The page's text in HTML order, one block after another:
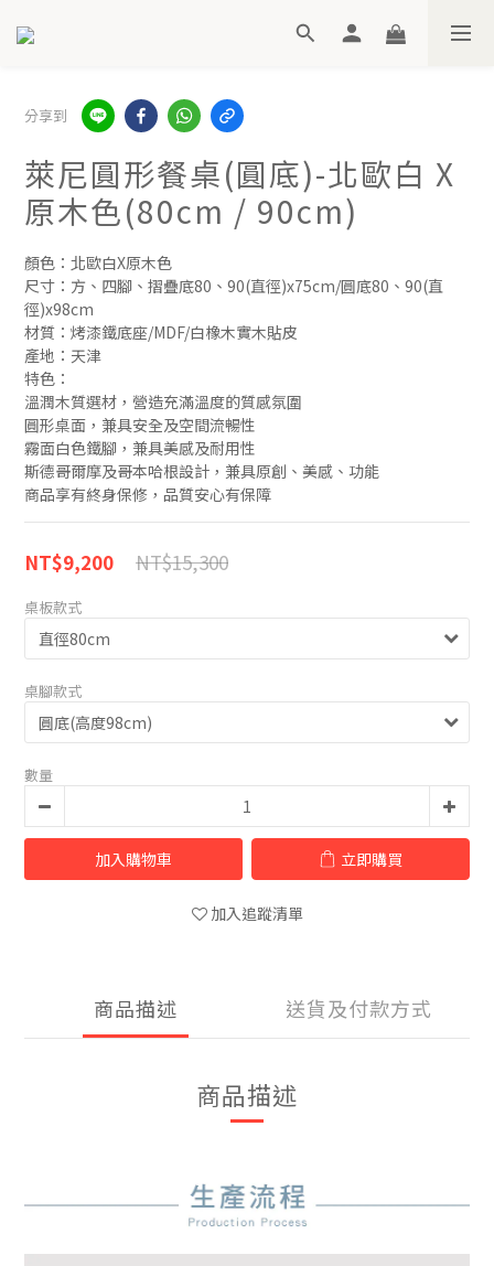
分享到
萊尼圓形餐桌(圓底)-北歐白 X
原木色(80cm / 90cm)
顏色：北歐白X原木色
尺寸：方、四腳、摺疊底80、90(直徑)x75cm/圓底80、90(直
徑)x98cm
材質：烤漆鐵底座/MDF/白橡木實木貼皮
產地：天津
特色：
溫潤木質選材，營造充滿溫度的質感氛圍
圓形桌面，兼具安全及空間流暢性
霧面白色鐵腳，兼具美感及耐用性
斯德哥爾摩及哥本哈根設計，兼具原創、美感、功能
商品享有終身保修，品質安心有保障
NT$15,300
NT$9,200
桌板款式
桌腳款式
數量
加入購物車 立即購買
加入追蹤清單
商品描述 送貨及付款方式
商品描述